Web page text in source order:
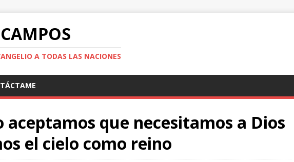
A TODAS LAS NACIONES
aceptamos que necesitamos a Dios
el cielo como reino